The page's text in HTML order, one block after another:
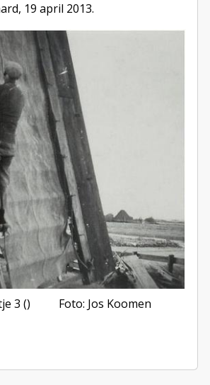
19 april 2013.
3 () Foto: Jos Koomen